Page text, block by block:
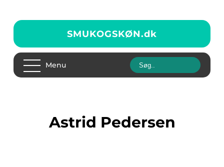
SMUKOGSKØN.dk
Menu
Astrid Pedersen